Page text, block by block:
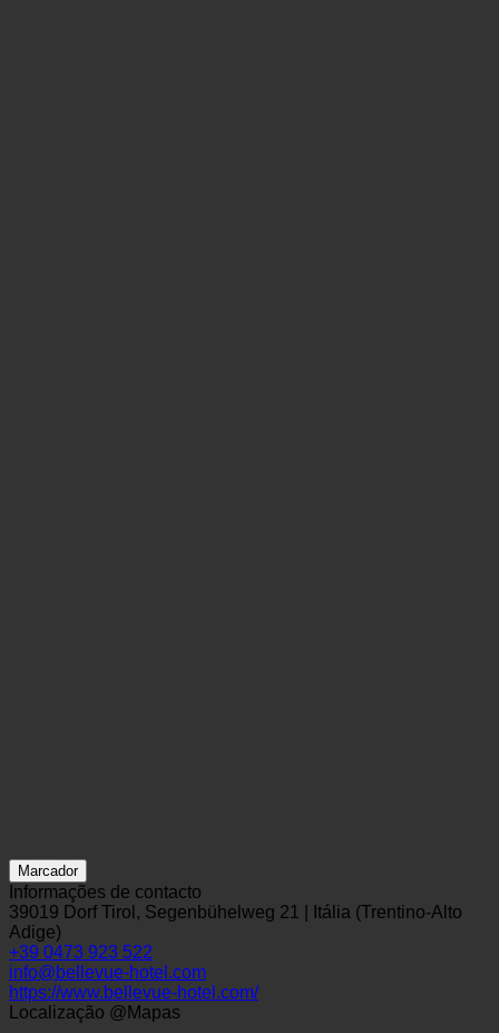
Marcador
Informações de contacto
39019 Dorf Tirol, Segenbühelweg 21 | Itália (Trentino-Alto
Adige)
+39 0473 923 522
info@bellevue-hotel.com